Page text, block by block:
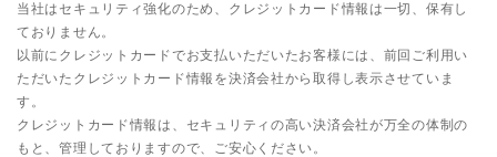
当社はセキュリティ強化のため、クレジットカード情報は一切、保有し
ておりません。
以前にクレジットカードでお支払いただいたお客様には、前回ご利用い
ただいたクレジットカード情報を決済会社から取得し表示させていま
す。
クレジットカード情報は、セキュリティの高い決済会社が万全の体制の
もと、管理しておりますので、ご安心ください。